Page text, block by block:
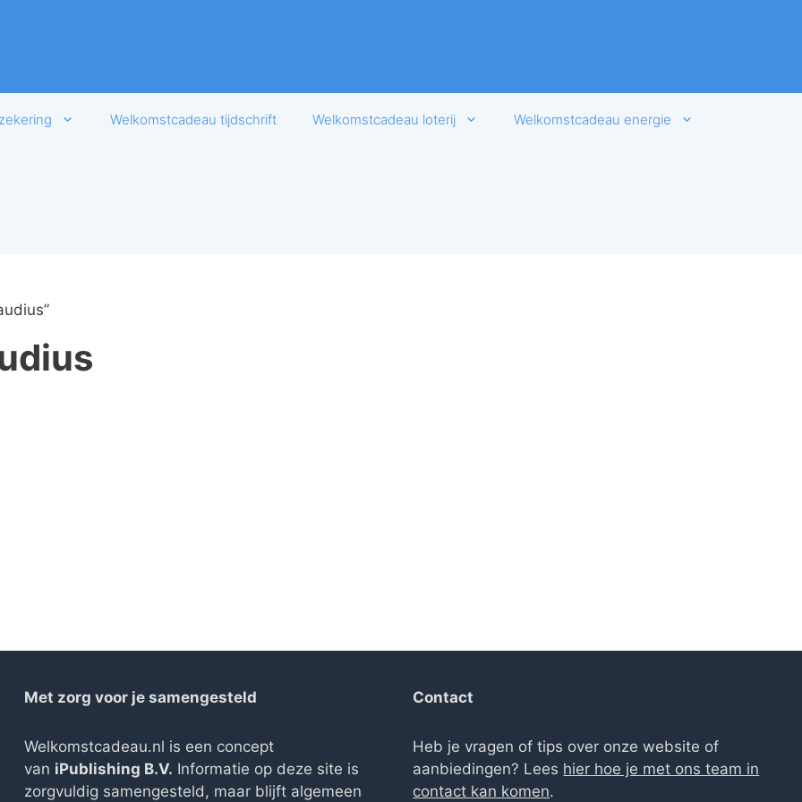
Welkomstcadeau tijdschrift Welkomstcadeau loterij Welkomstcadeau energie
Met zorg voor je samengesteld
Welkomstcadeau.nl is een concept
van iPublishing B.V. Informatie op deze site is
zorgvuldig samengesteld, maar blijft algemeen
Contact
Heb je vragen of tips over onze website of
aanbiedingen? Lees hier hoe je met ons team in
contact kan komen.